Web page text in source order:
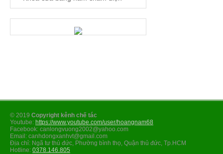
© 2019 Copyright kênh chế tác
Youtube: https://www.youtube.com/user/hoangnam68
Facebook: canlongvuong2002@yahoo.com
Email: canhdongxanhvt@gmail.com
Địa chỉ: Ngã tư thủ đức, Phường bình thọ, Quận thủ đức, Tp.HCM
Hotline: 0378.146.805